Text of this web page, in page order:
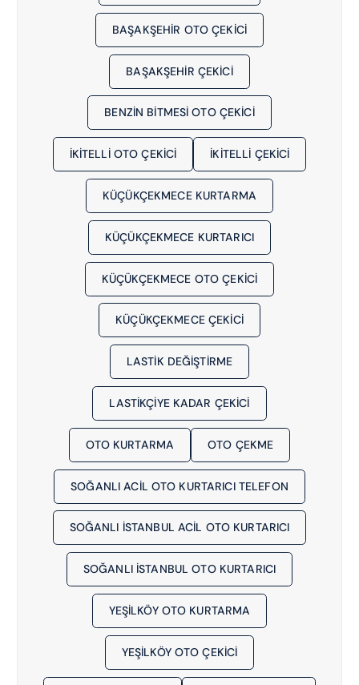
5
3
0
7
1
5
1
6
1
BAŞAKŞEHIR OTO ÇEKICI
BAŞAKŞEHIR ÇEKICI
BENZIN BITMESI OTO ÇEKICI
IKITELLI OTO ÇEKICI IKITELLI ÇEKICI
KÜÇÜKÇEKMECE KURTARMA
KÜÇÜKÇEKMECE KURTARICI
KÜÇÜKÇEKMECE OTO ÇEKICI
KÜÇÜKÇEKMECE ÇEKICI
LASTIK DEĞIŞTIRME
LASTIKÇIYE KADAR ÇEKICI
OTO KURTARMA OTO ÇEKME
SOĞANLI ACIL OTO KURTARICI TELEFON
SOĞANLI İSTANBUL ACIL OTO KURTARICI
SOĞANLI İSTANBUL OTO KURTARICI
YEŞILKÖY OTO KURTARMA
YEŞILKÖY OTO ÇEKICI